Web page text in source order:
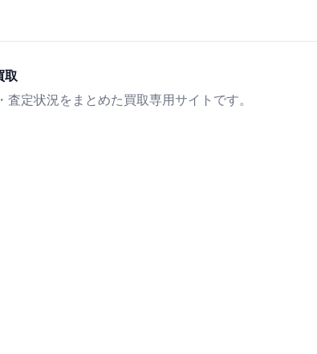
取
査定状況をまとめた買取専用サイトです。